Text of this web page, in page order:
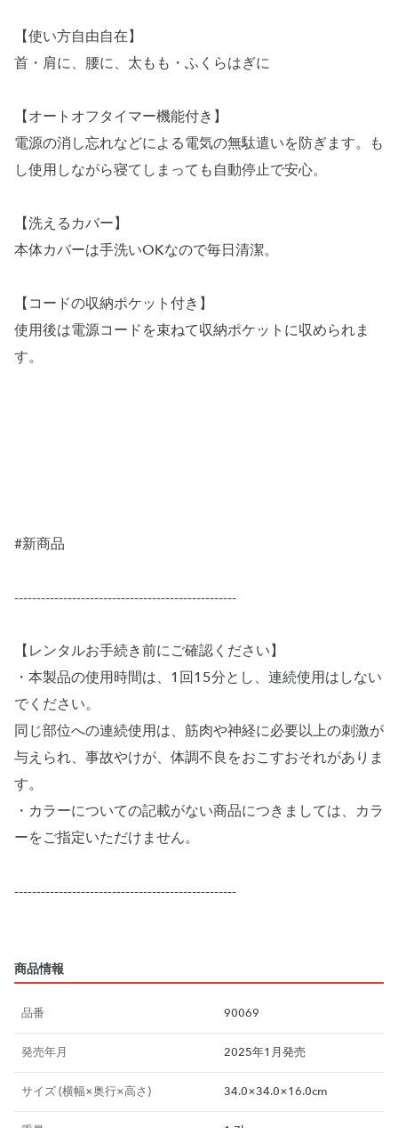
【使い方自由自在】
首・肩に、腰に、太もも・ふくらはぎに
【オートオフタイマー機能付き】
電源の消し忘れなどによる電気の無駄遣いを防ぎます。も
し使用しながら寝てしまっても自動停止で安心。
【洗えるカバー】
本体カバーは手洗いOKなので毎日清潔。
【コードの収納ポケット付き】
使用後は電源コードを束ねて収納ポケットに収められま
す。
#新商品
--------------------------------------------------
【レンタルお手続き前にご確認ください】
・本製品の使用時間は、1回15分とし、連続使用はしない
でください。
同じ部位への連続使用は、筋肉や神経に必要以上の刺激が
与えられ、事故やけが、体調不良をおこすおそれがありま
す。
・カラーについての記載がない商品につきましては、カラ
ーをご指定いただけません。
--------------------------------------------------
商品情報
品番 90069
発売年月 2025年1月発売
サイズ (横幅×奥行×高さ) 34.0×34.0×16.0cm